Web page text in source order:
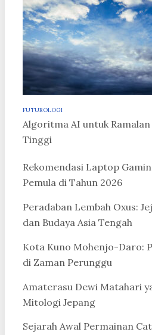
FUTUROLOGI
Algoritma AI untuk Ramalan
Tinggi
Rekomendasi Laptop
Pemula di Tahun 2026
Peradaban Lembah Oxus:
dan Budaya Asia Tengah
Kota Kuno Mohenjo-Daro:
di Zaman Perunggu
Amaterasu Dewi Matahari
Mitologi Jepang
Sejarah Awal Permainan